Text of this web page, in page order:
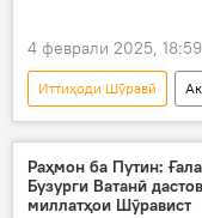
4 феврали 2025, 18:59
Иттиҳоди Шӯравӣ
Қрим
ИМА
Бритониё
Раҳмон ба Путин:
Бузурги Ватанӣ
миллатҳои Шӯравист